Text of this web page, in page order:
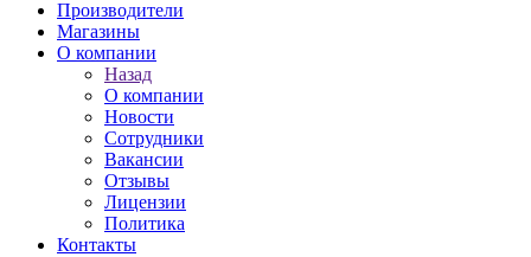
Производители
Магазины
О компании
Назад
О компании
Новости
Сотрудники
Вакансии
Отзывы
Лицензии
Политика
Контакты